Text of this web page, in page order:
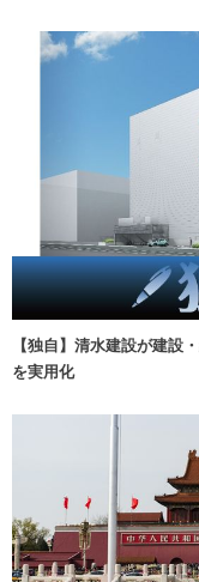
【独自】清水建設が建設
を実用化